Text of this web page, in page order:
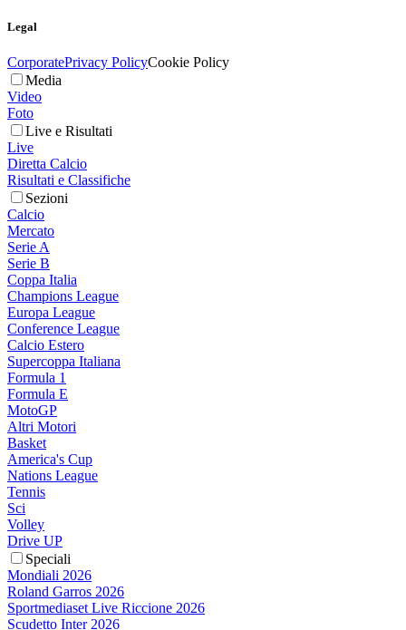
Legal
CorporatePrivacy PolicyCookie Policy
Media
Video
Foto
Live e Risultati
Live
Diretta Calcio
Risultati e Classifiche
Sezioni
Calcio
Mercato
Serie A
Serie B
Coppa Italia
Champions League
Europa League
Conference League
Calcio Estero
Supercoppa Italiana
Formula 1
Formula E
MotoGP
Altri Motori
Basket
America's Cup
Nations League
Tennis
Sci
Volley
Drive UP
Speciali
Mondiali 2026
Roland Garros 2026
Sportmediaset Live Riccione 2026
Scudetto Inter 2026